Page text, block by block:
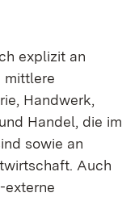
explizit an
mittlere
Handwerk,
Handel, die im
sowie an
Auch
externe